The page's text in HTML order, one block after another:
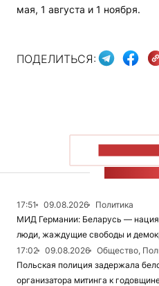
мая, 1 августа и 1 ноября.
ПОДЕЛИТЬСЯ:
17:51 09.08.2026
Политика
МИД Германии: Беларусь —
люди, жаждущие свободы и
17:02
09.08.2026
Общество,
Польская полиция задержала
организатора митинга к